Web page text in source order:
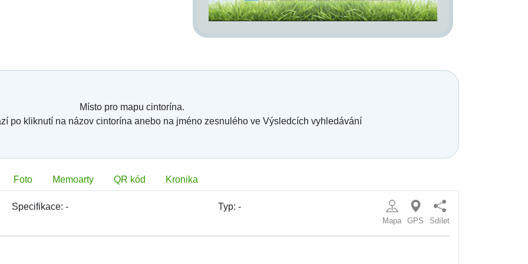
Místo pro mapu cintorína.
po kliknutí na názov cintorína anebo na jméno zesnulého ve Výsledcích vyhledávání
Foto Memoarty QR kód Kronika
Specifikace:- Typ: -
Mapa GPS Sdílet